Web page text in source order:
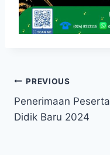
Navigasi
pos
PREVIOUS
Penerimaan Peserta
Didik Baru 2024